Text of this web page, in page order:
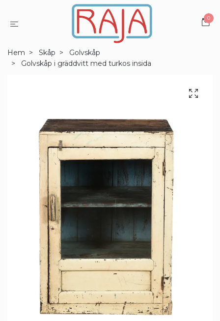
0
Hem Skåp
Golvskåp
Golvskåp i gräddvitt med turkos insida